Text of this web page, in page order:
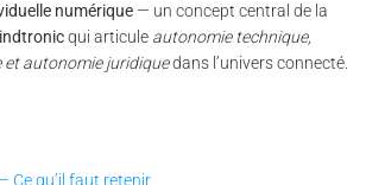
numérique — un concept central de la
qui articule autonomie technique,
autonomie juridiquedans l’univers connecté.
Ce qu’il faut retenir